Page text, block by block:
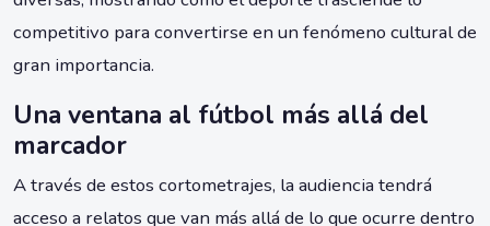
competitivo para convertirse en un fenómeno cultural de
gran importancia.
Una ventana al fútbol más allá del
marcador
A través de estos cortometrajes, la audiencia tendrá
acceso a relatos que van más allá de lo que ocurre dentro